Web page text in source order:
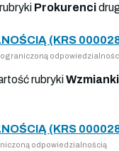
Prokurenci
(KRS
ograniczoną
rubryki
(KRS
odpowiedzialnością